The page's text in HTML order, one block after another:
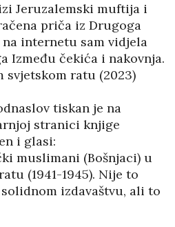
Jeruzalemski muftija i
priča iz Drugoga
na internetu sam vidjela
Između čekića i nakovnja.
ratu (2023)
tiskan je na
stranici knjige
i glasi:
muslimani (Bošnjaci) u
(1941-1945). Nije to
izdavaštvu, ali to